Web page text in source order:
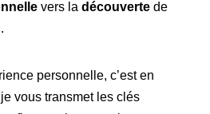
le vers la découverte de
.
personnelle, c’est en
vous transmet les clés